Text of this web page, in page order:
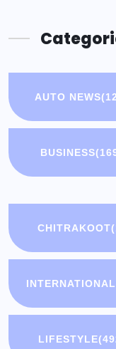
AUTO NEWS
BUSINESS
CHITRAKOOT
INTERNATIONAL
LIFESTYLE